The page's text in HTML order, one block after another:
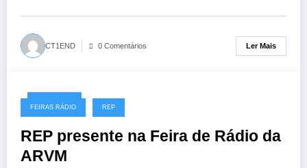
CT1END 0 Comentários Ler Mais
08/11/2019
FEIRAS RÁDIO REP
REP presente na Feira de Rádio da
ARVM